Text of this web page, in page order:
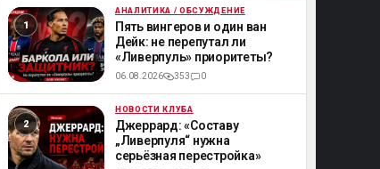
ML АНАЛИТИКА / ОБСУЖДЕНИЕ
Пять вингеров и один ван
Дейк: не перепутал ли
«Ливерпуль» приоритеты?
06.08.2026 353 0
ML НОВОСТИ КЛУБА
Джеррард: «Составу
„Ливерпуля“ нужна
серьёзная перестройка»